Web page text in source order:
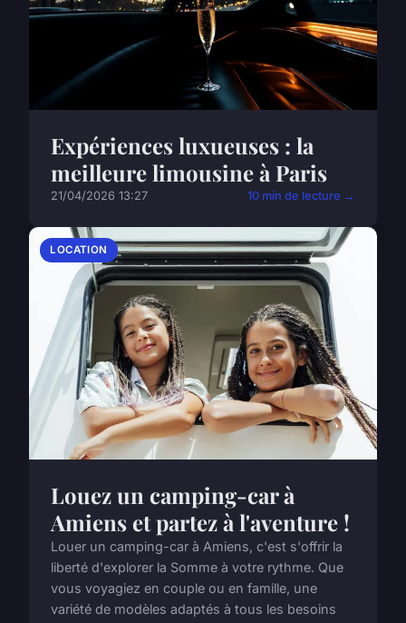
Expériences luxueuses : la
meilleure limousine à Paris
21/04/2026 13:27 10 min de lecture →
LOCATION
Louez un camping-car à
Amiens et partez à l'aventure !
Louer un camping-car à Amiens, c'est s'offrir la
liberté d'explorer la Somme à votre rythme. Que
vous voyagiez en couple ou en famille, une
variété de modèles adaptés à tous les besoins